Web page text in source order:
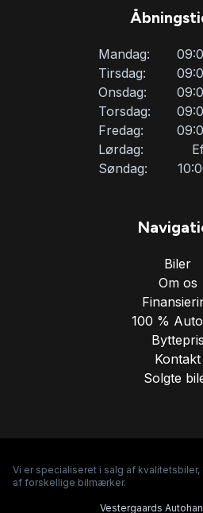
Mandag:
Tirsdag:
Onsdag:
Torsdag:
Fredag:
Lørdag:
Søndag:
Biler
Om os
100 %
Byttepris
Kontakt
Solgte
Vi er specialiseret i salg af
af forskellige bilmærker.
Vestergaards